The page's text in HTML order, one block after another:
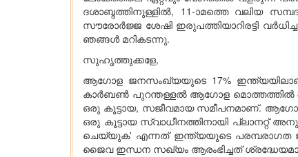
ദശാബ്ദത്തിനുള്ളില്‍, 11-ാമത്തെ വലിയ
സൗരോര്‍ജ്ജ ശേഷി ഇരുപത്തിയാറിരട്ടി
ഞങ്ങള്‍ മറികടന്നു.
സുഹൃത്തുക്കളേ,
ആഗോള ജനസംഖ്യയുടെ 17%
കാര്‍ബണ്‍ പുറന്തള്ളല്‍ ആഗോള മൊത്തത്തില്‍
ഒരു കൂട്ടായ, സജീവമായ സമീപനമാണ്.
ഒരു കൂട്ടായ സ്വാധീനത്തിനായി പ്ലാനറ്റ്
ചെയ്യുക' എന്നത് ഇന്ത്യയുടെ പരമ്പരാഗത
ജൈവ ഇന്ധന സഖ്യം ആരംഭിച്ചത്